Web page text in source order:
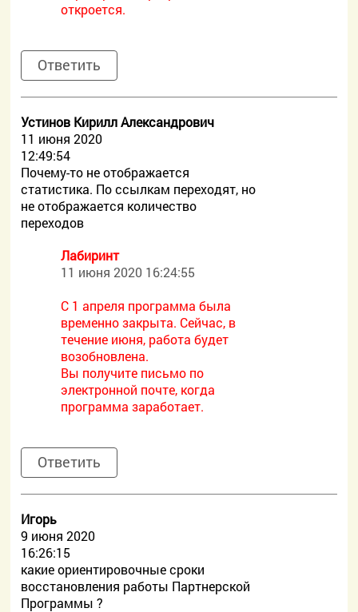
откроется.
Ответить
Устинов Кирилл Александрович
11 июня 2020
12:49:54
Почему-то не отображается
статистика. По ссылкам переходят, но
не отображается количество
переходов
Лабиринт
11 июня 2020 16:24:55
С 1 апреля программа была
временно закрыта. Сейчас, в
течение июня, работа будет
возобновлена.
Вы получите письмо по
электронной почте, когда
программа заработает.
Ответить
Игорь
9 июня 2020
16:26:15
какие ориентировочные сроки
восстановления работы Партнерской
Программы ?